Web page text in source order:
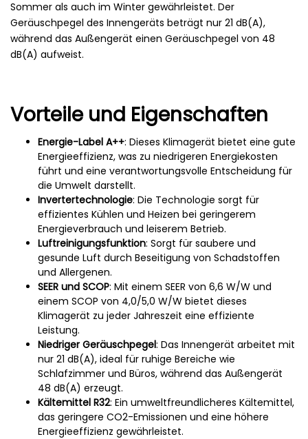
Sommer als auch im Winter gewährleistet. Der
Geräuschpegel des Innengeräts beträgt nur 21 dB(A),
während das Außengerät einen Geräuschpegel von 48
dB(A) aufweist.
Vorteile und Eigenschaften
Energie-Label A++: Dieses Klimagerät bietet eine gute
Energieeffizienz, was zu niedrigeren Energiekosten
führt und eine verantwortungsvolle Entscheidung für
die Umwelt darstellt.
Invertertechnologie: Die Technologie sorgt für
effizientes Kühlen und Heizen bei geringerem
Energieverbrauch und leiserem Betrieb.
Luftreinigungsfunktion: Sorgt für saubere und
gesunde Luft durch Beseitigung von Schadstoffen
und Allergenen.
SEER und SCOP: Mit einem SEER von 6,6 W/W und
einem SCOP von 4,0/5,0 W/W bietet dieses
Klimagerät zu jeder Jahreszeit eine effiziente
Leistung.
Niedriger Geräuschpegel: Das Innengerät arbeitet mit
nur 21 dB(A), ideal für ruhige Bereiche wie
Schlafzimmer und Büros, während das Außengerät
48 dB(A) erzeugt.
Kältemittel R32: Ein umweltfreundlicheres Kältemittel,
das geringere CO2-Emissionen und eine höhere
Energieeffizienz gewährleistet.